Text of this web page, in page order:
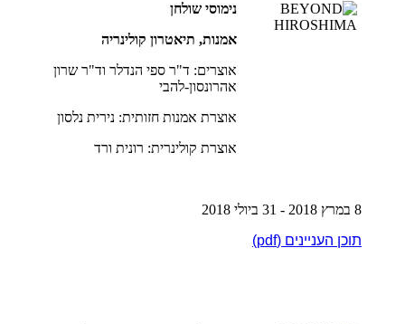
נימוסי שולחן
אמנות, תיאטרון קולינריה
אוצרים: ד"ר ספי הנדלר וד"ר שרון
אהרונסון-להבי
אוצרת אמנות חזותית: נירית נלסון
אוצרת קולינרית: רונית ורד
8 במרץ 2018 - 31 ביולי 2018
תוכן העניינים (pdf)